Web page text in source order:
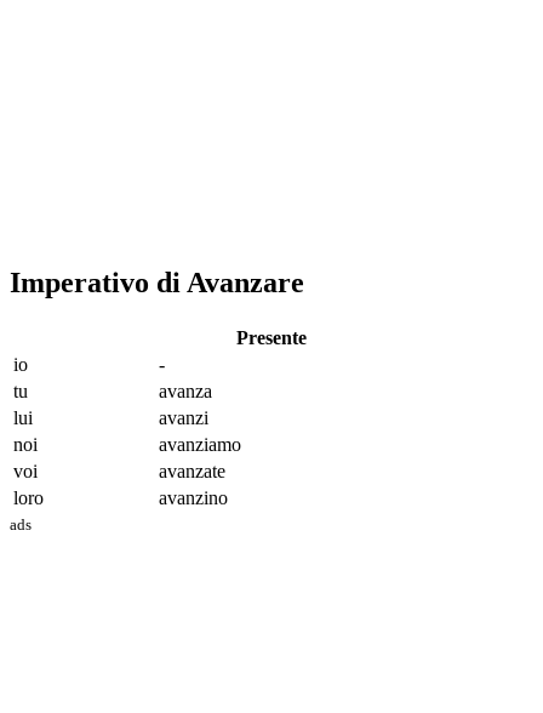
Imperativo di Avanzare
Presente
io
-
tu
avanza
lui
avanzi
noi
avanziamo
voi
avanzate
loro
avanzino
ads